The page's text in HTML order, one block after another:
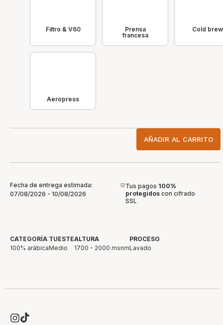
Prensa
francesa
Cold brew
Aeropress
Filtro & V60
AÑADIR AL CARRITO
Fecha de entrega estimada:
07/08/2026 - 10/08/2026
Tus pagos 100%
protegidos con cifrado
SSL
CATEGORÍA
100% arábica
TUESTE
Medio
ALTURA
1700 - 2000 msnm
PROCESO
Lavado